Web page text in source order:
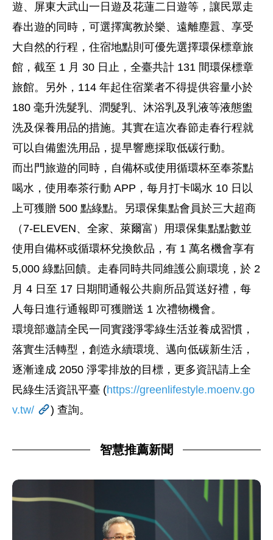
遊、屏東大武山一日遊及花蓮二日遊等，讓民眾走
春出遊的同時，可選擇寓教於樂、遠離塵囂、享受
大自然的行程，住宿地點則可優先選擇環保標章旅
館，截至 1 月 30 日止，全臺共計 131 間環保標章
旅館。另外，114 年起住宿業者不得提供容量小於
180 毫升洗髮乳、潤髮乳、沐浴乳及乳液等液態盥
洗及保養用品的措施。其實在這次春節走春行程就
可以自備盥洗用品，提早響應採取低碳行動。
而出門旅遊的同時，自備杯或使用循環杯至奉茶點
喝水，使用奉茶行動 APP，每月打卡喝水 10 日以
上可獲贈 500 點綠點。另環保集點會員於三大超商
（7-ELEVEN、全家、萊爾富）用環保集點點數並
使用自備杯或循環杯兌換飲品，有 1 萬名機會享有
5,000 綠點回饋。走春同時共同維護公廁環境，於 2
月 4 日至 17 日期間通報公共廁所品質送好禮，每
人每日進行通報即可獲贈送 1 次禮物機會。
環境部邀請全民一同實踐淨零綠生活並養成習慣，
落實生活轉型，創造永續環境、邁向低碳新生活，
逐漸達成 2050 淨零排放的目標，更多資訊請上全
民綠生活資訊平臺 (https://greenlifestyle.moenv.go
v.tw/
) 查詢。
智慧推薦新聞